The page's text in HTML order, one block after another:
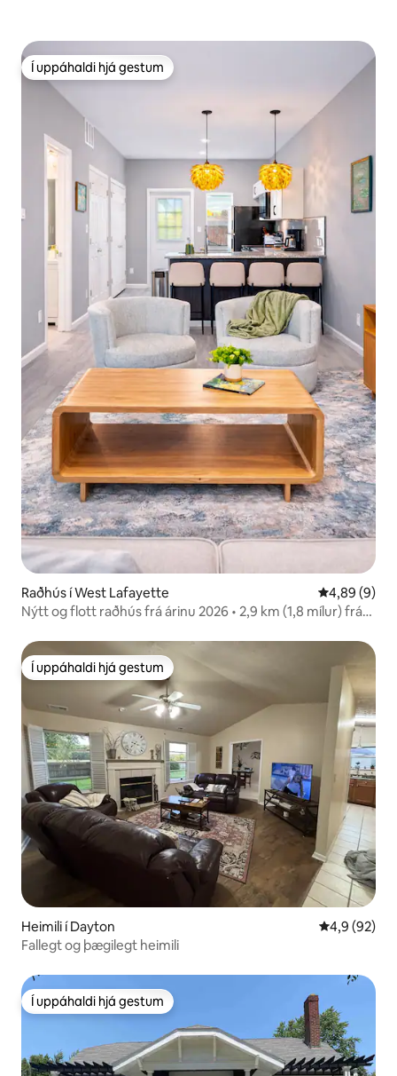
Í uppáhaldi hjá gestum
Í uppáhaldi hjá gestum
Raðhús í West Lafayette 4,89 af 5 í
4,89 (9)
Nýtt og flott raðhús frá árinu 2026 • 2,9 km (1,8 mílur) frá
Í uppáhaldi hjá gestum
Í uppáhaldi hjá gestum
Heimili í Dayton 4,9 af 5 í
4,9 (92)
Fallegt og þægilegt heimili
Í uppáhaldi hjá gestum
Í uppáhaldi hjá gestum